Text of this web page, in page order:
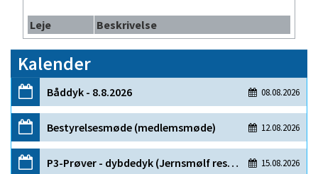
Leje Beskrivelse
Kalender